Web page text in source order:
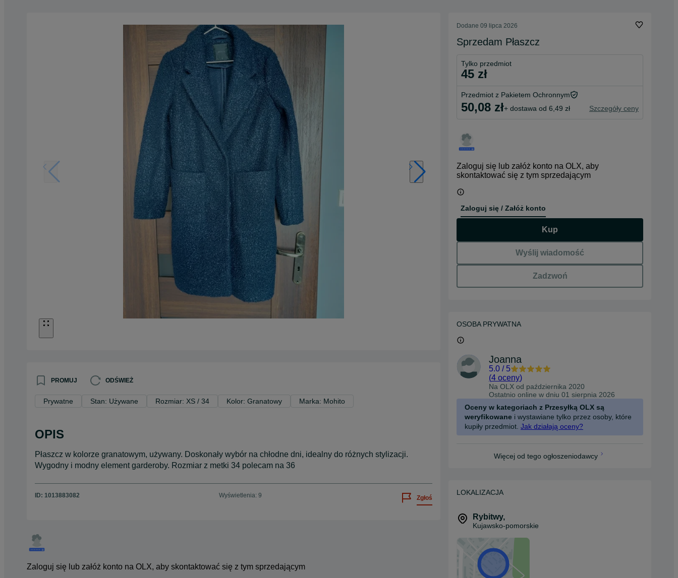
PROMUJ ODŚWIEŻ
Prywatne Stan: Używane Rozmiar: XS / 34 Kolor: Granatowy Marka: Mohito
OPIS
Płaszcz w kolorze granatowym, używany. Doskonały wybór na chłodne dni, idealny do różnych stylizacji.
Wygodny i modny element garderoby. Rozmiar z metki 34 polecam na 36
ID: 1013883082 Wyświetlenia: 9 Zgłoś
Zaloguj się lub załóż konto na OLX, aby skontaktować się z tym sprzedającym
Dodane 09 lipca 2026
Sprzedam Płaszcz
Tylko przedmiot
45 zł
Przedmiot z Pakietem Ochronnym
50,08 zł+ dostawa od 6,49 zł Szczegóły ceny
Zaloguj się lub załóż konto na OLX, aby
skontaktować się z tym sprzedającym
Zaloguj się / Załóż konto
Kup
Wyślij wiadomość
Zadzwoń
OSOBA PRYWATNA
Joanna
5.0 / 5
(4 oceny)
Na OLX od października 2020
Ostatnio online w dniu 01 sierpnia 2026
Oceny w kategoriach z Przesyłką OLX są
weryfikowane i wystawiane tylko przez osoby, które
kupiły przedmiot. Jak działają oceny?
Więcej od tego ogłoszeniodawcy
LOKALIZACJA
Rybitwy,
Kujawsko-pomorskie